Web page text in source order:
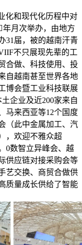
和现代化历程中对
年月次举办，由地方
31届，被的越南汗青
不只展现先辈的工
合做、科技使用、投
自越南甚至世界各地
博会暨工业科技联展
企业及近200家来自
马来西亚等12个国度
（此中金属加工、汽
，欢迎不雅众超
0数智立异峰会、越
供应链对接采购会等
艺交换、商贸合做供
质量成长供给了智能